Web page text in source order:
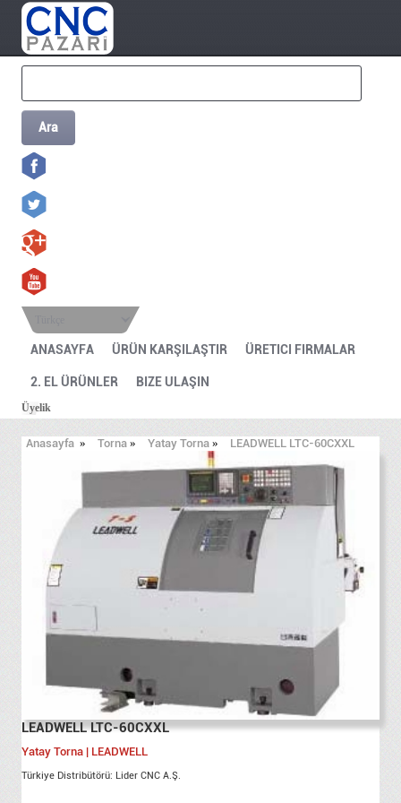
Ara
ANASAYFA ÜRÜN KARŞILAŞTIR ÜRETICI FIRMALAR
2. EL ÜRÜNLER BIZE ULAŞIN
Üyelik
Anasayfa » Torna » Yatay Torna » LEADWELL LTC-60CXXL
LEADWELL LTC-60CXXL
Yatay Torna | LEADWELL
Türkiye Distribütörü: Lider CNC A.Ş.